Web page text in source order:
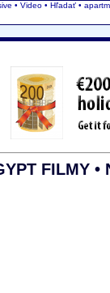
• Video • Hľadať •
FILMY